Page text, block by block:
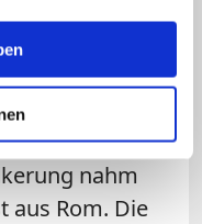
von
der
fiel kühl bis
nahm
aus Rom. Die